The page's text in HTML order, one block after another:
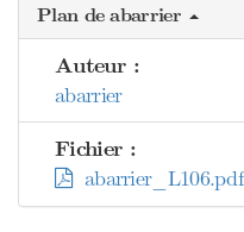
Plan de abarrier
Auteur :
abarrier
Fichier :
abarrier_L106.pdf